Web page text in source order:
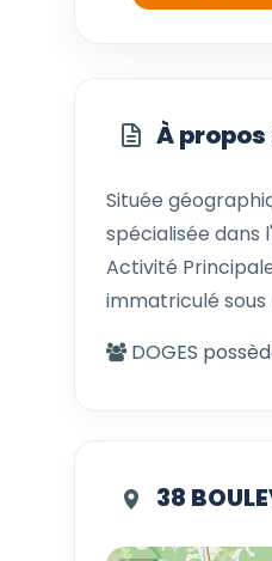
À propos
Située
spécialisée dans
Activité
immatriculé sous
DOGES
38